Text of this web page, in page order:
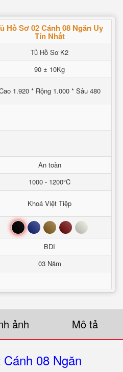
Hồ Sơ 02 Cánh 08 Ngăn Uy
Tín Nhất
Tủ Hồ Sơ K2
90 ± 10Kg
1.920 * Rộng 1.000 * Sâu 480
An toàn
1000 - 1200°C
Khoá Việt Tiệp
Đen Xanh Nâu Đỏ Trắng
BDI
03 Năm
ảnh Mô tả
08 Ngăn